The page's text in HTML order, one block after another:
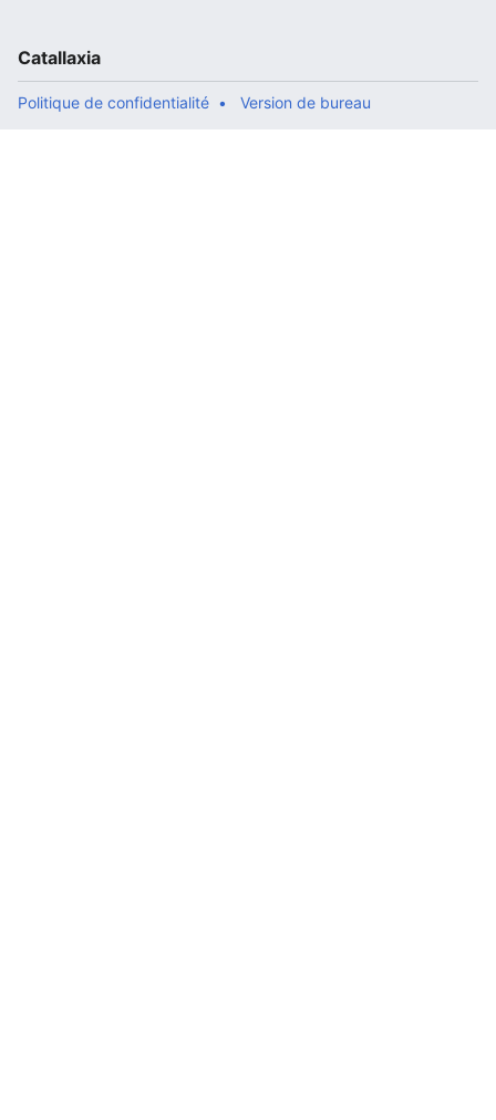
Catallaxia
Politique de confidentialité Version de bureau